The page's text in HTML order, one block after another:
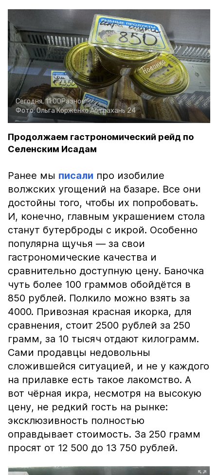
Сегодня, 11:00Разное
Фото:Ольга КорженкоАстрахань 24
Продолжаем гастрономический рейд по
Селенским Исадам
Ранее мы писали про изобилие
волжских угощений на базаре. Все они
достойны того, чтобы их попробовать.
И, конечно, главным украшением стола
станут бутерброды с икрой. Особенно
популярна щучья — за свои
гастрономические качества и
сравнительно доступную цену. Баночка
чуть более 100 граммов обойдётся в
850 рублей. Полкило можно взять за
4000. Привозная красная икорка, для
сравнения, стоит 2500 рублей за 250
грамм, за 10 тысяч отдают килограмм.
Сами продавцы недовольны
сложившейся ситуацией, и не у каждого
на прилавке есть такое лакомство. А
вот чёрная икра, несмотря на высокую
цену, не редкий гость на рынке:
эксклюзивность полностью
оправдывает стоимость. За 250 грамм
просят от 12 500 до 13 750 рублей.